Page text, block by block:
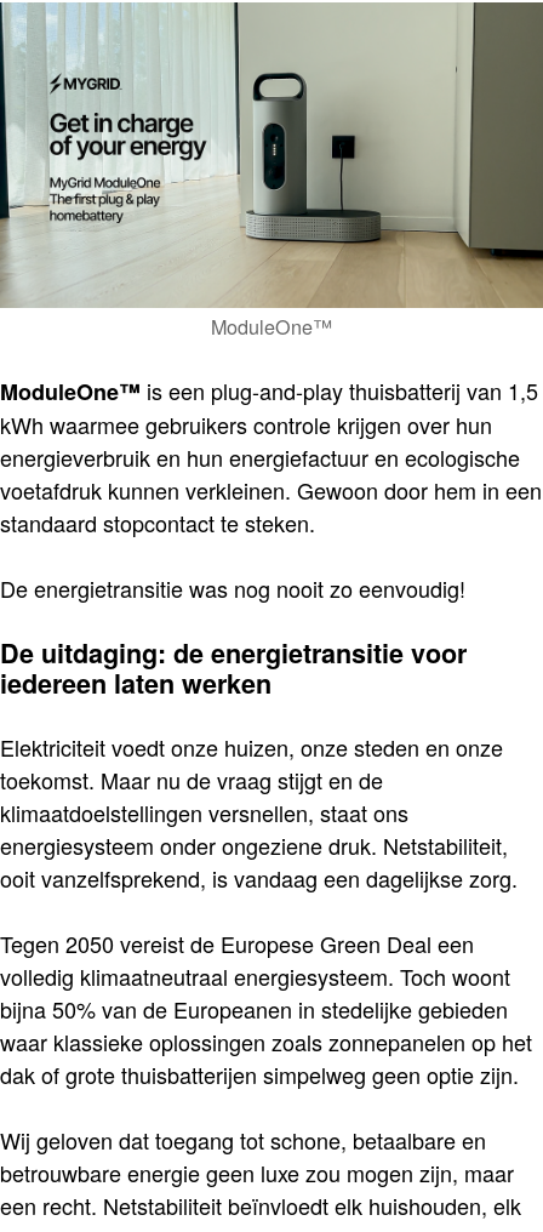
ModuleOne™
ModuleOne™ is een plug-and-play thuisbatterij van 1,5
kWh waarmee gebruikers controle krijgen over hun
energieverbruik en hun energiefactuur en ecologische
voetafdruk kunnen verkleinen. Gewoon door hem in een
standaard stopcontact te steken.
De energietransitie was nog nooit zo eenvoudig!
De uitdaging: de energietransitie voor
iedereen laten werken
Elektriciteit voedt onze huizen, onze steden en onze
toekomst. Maar nu de vraag stijgt en de
klimaatdoelstellingen versnellen, staat ons
energiesysteem onder ongeziene druk. Netstabiliteit,
ooit vanzelfsprekend, is vandaag een dagelijkse zorg.
Tegen 2050 vereist de Europese Green Deal een
volledig klimaatneutraal energiesysteem. Toch woont
bijna 50% van de Europeanen in stedelijke gebieden
waar klassieke oplossingen zoals zonnepanelen op het
dak of grote thuisbatterijen simpelweg geen optie zijn.
Wij geloven dat toegang tot schone, betaalbare en
betrouwbare energie geen luxe zou mogen zijn, maar
een recht. Netstabiliteit beïnvloedt elk huishouden, elk